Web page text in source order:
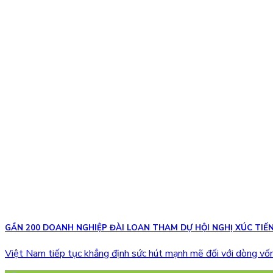
GẦN 200 DOANH NGHIỆP ĐÀI LOAN THAM DỰ HỘI NGHỊ XÚC
Việt Nam tiếp tục khẳng định sức hút mạnh mẽ đối với dòng